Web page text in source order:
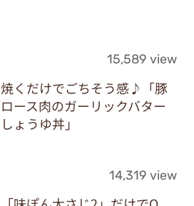
15,589 view
焼くだけでごちそう感♪「豚
ロース肉のガーリックバター
しょうゆ丼」
14,319 view